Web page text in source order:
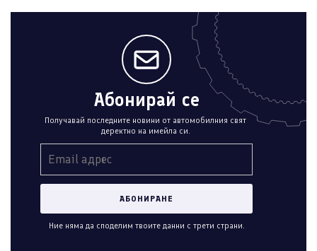
Абонирай се
Получавай последните новини от автомобилния свят
деректно на имейла си.
Ние няма да споделим твоите данни с трети страни.